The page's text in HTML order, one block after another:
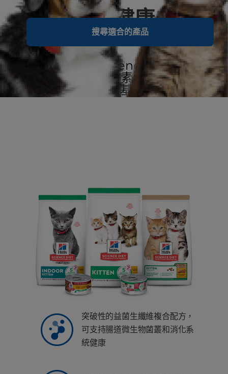
搜尋適合的產品
幫助毛孩健康成長
希爾思寵物食品 (Science Diet) 幼貓食
品提供 5 種關鍵營養素，幫助為終身健
康奠定基礎
突破性的益菌生纖維複合配方，
可支持腸道微生物菌叢和消化系
統健康